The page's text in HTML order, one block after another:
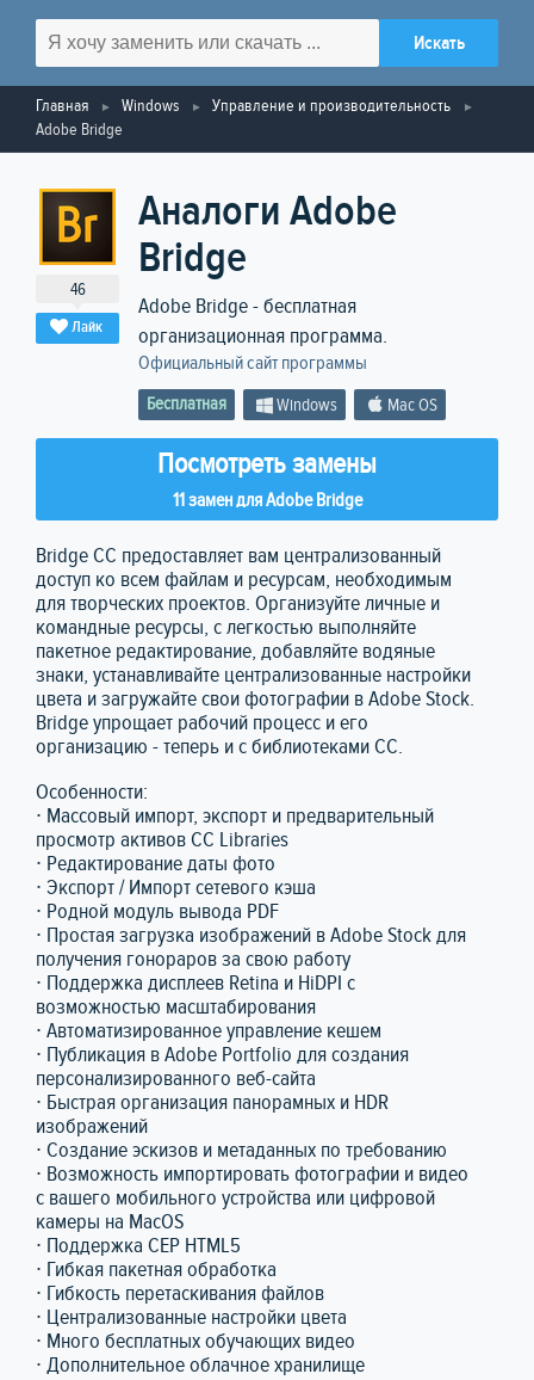
Главная Windows
Управление и производительность
Adobe Bridge
46
Лайк
Аналоги Adobe
Bridge
Adobe Bridge - бесплатная
организационная программа.
Официальный сайт программы
Бесплатная Windows Mac OS
Посмотреть замены
11 замен для Adobe Bridge
Bridge CC предоставляет вам централизованный
доступ ко всем файлам и ресурсам, необходимым
для творческих проектов. Организуйте личные и
командные ресурсы, с легкостью выполняйте
пакетное редактирование, добавляйте водяные
знаки, устанавливайте централизованные настройки
цвета и загружайте свои фотографии в Adobe Stock.
Bridge упрощает рабочий процесс и его
организацию - теперь и с библиотеками CC.
Особенности:
∙ Массовый импорт, экспорт и предварительный
просмотр активов CC Libraries
∙ Редактирование даты фото
∙ Экспорт / Импорт сетевого кэша
∙ Родной модуль вывода PDF
∙ Простая загрузка изображений в Adobe Stock для
получения гонораров за свою работу
∙ Поддержка дисплеев Retina и HiDPI с
возможностью масштабирования
∙ Автоматизированное управление кешем
∙ Публикация в Adobe Portfolio для создания
персонализированного веб-сайта
∙ Быстрая организация панорамных и HDR
изображений
∙ Создание эскизов и метаданных по требованию
∙ Возможность импортировать фотографии и видео
с вашего мобильного устройства или цифровой
камеры на MacOS
∙ Поддержка CEP HTML5
∙ Гибкая пакетная обработка
∙ Гибкость перетаскивания файлов
∙ Централизованные настройки цвета
∙ Много бесплатных обучающих видео
∙ Дополнительное облачное хранилище